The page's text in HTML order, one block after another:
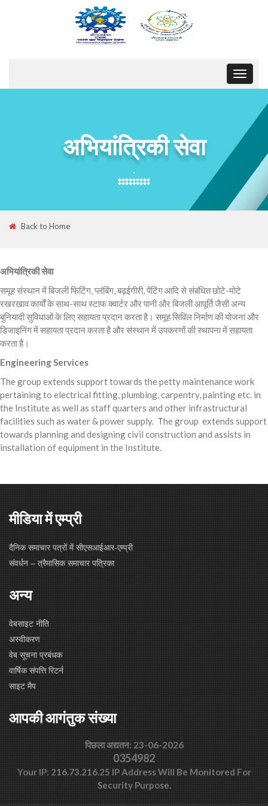
Toggle
अभियांत्रिकी सेवा
.
Back to Home
अभियांत्रिकीसेवा
समूह संस्थान में बिजली फिटिंग, प्लंबिंग, बढ़ईगीरी, पेंटिंग आदि से संबंधित छोटे-मोटे
रखरखाव कार्यों के साथ-साथ स्टाफ क्वार्टर और पानी और बिजली आपूर्ति जैसी अन्य
बुनियादी सुविधाओं के लिए सहायता प्रदान करता है। समूह सिविल निर्माण की योजना और
डिजाइनिंग में सहायता प्रदान करता है और संस्थान में उपकरणों की स्थापना में सहायता
करता है।
Engineering Services
The group extends support towards the petty maintenance work
pertaining to electrical fitting, plumbing, carpentry, painting etc. in
the Institute as well as staff quarters and other infrastructural
facilities such as water & power supply. The group extends support
towards planning and designing civil construction and assists in
installation of equipment in the Institute.
मीडिया में एम्प्री
दैनिक समाचार पत्रों में सीएसआईआर-एम्प्री
संवर्धन – त्रैमासिक समाचार पत्रिका
अन्य
वेबसाइट नीति
अस्वीकरण
वेब सूचना प्रबंधक
वार्षिक संपत्ति रिटर्न
साइट मैप
आपकी आगंतुक संख्या
पिछला अद्यतन: 23-06-2026
0354982
Your IP: 216.73.216.25 IP Address Will Be Monitored For
Security Purpose.